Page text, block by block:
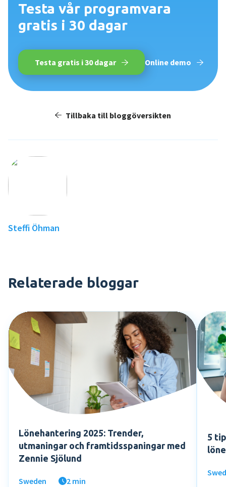
Testa vår programvara
gratis i 30 dagar
Testa gratis i 30 dagar Online demo
Tillbaka till bloggöversikten
Steffi Öhman
Relaterade bloggar
Lönehantering 2025: Trender,
utmaningar och framtidsspaningar med
Zennie Sjölund
Sweden 2 min
5